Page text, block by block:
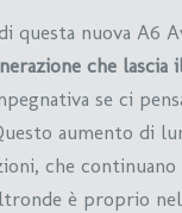
questa nuova A6
che lascia
se ci
aumento di
che
è proprio